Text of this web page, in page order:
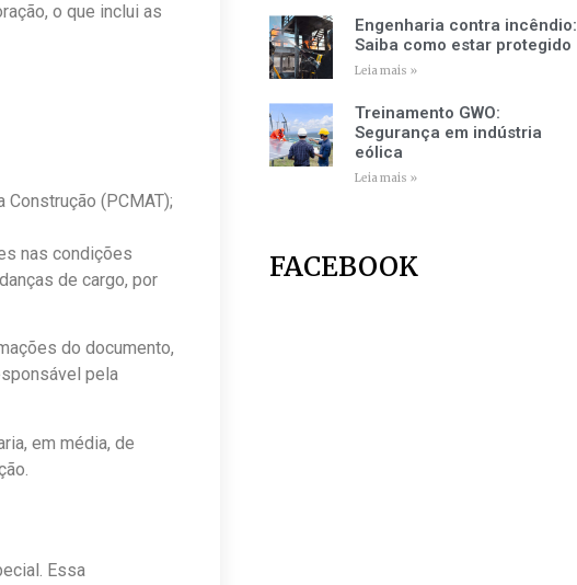
o que inclui as
(PCMAT);
nas condições
de cargo, por
do documento,
pela
em média, de
Essa
Engenharia contra incêndio:
Saiba como estar protegido
Leia mais »
Treinamento GWO:
Segurança em indústria
eólica
Leia mais »
FACEBOOK